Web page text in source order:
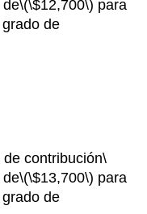
de\(\$12,700\) para
de
contribución\
de\(\$13,700\) para
de